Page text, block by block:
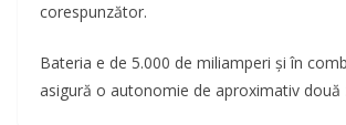
corespunzător.
Bateria e de 5.000 de miliamperi și în
asigură o autonomie de aproximativ două